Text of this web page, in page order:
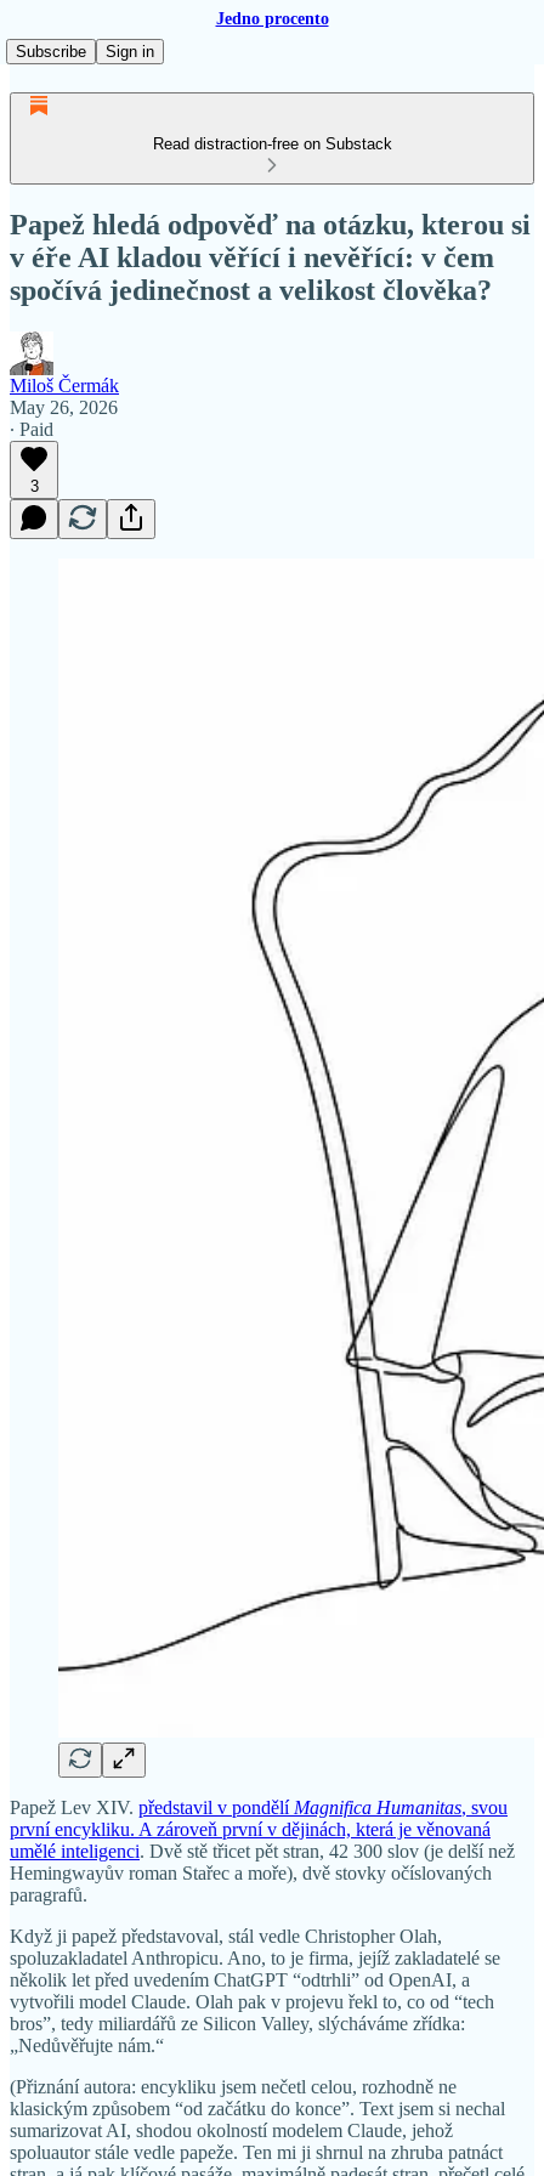
Jedno procento
Subscribe
Sign in
Read distraction-free on Substack
Papež hledá odpověď na otázku, kterou si
v éře AI kladou věřící i nevěřící: v čem
spočívá jedinečnost a velikost člověka?
Miloš Čermák
May 26, 2026
∙ Paid
3
Papež Lev XIV. představil v pondělí Magnifica Humanitas, svou
první encykliku. A zároveň první v dějinách, která je věnovaná
umělé inteligenci. Dvě stě třicet pět stran, 42 300 slov (je delší než
Hemingwayův roman Stařec a moře), dvě stovky očíslovaných
paragrafů.
Když ji papež představoval, stál vedle Christopher Olah,
spoluzakladatel Anthropicu. Ano, to je firma, jejíž zakladatelé se
několik let před uvedením ChatGPT “odtrhli” od OpenAI, a
vytvořili model Claude. Olah pak v projevu řekl to, co od “tech
bros”, tedy miliardářů ze Silicon Valley, slýcháváme zřídka:
„Nedůvěřujte nám.“
(Přiznání autora: encykliku jsem nečetl celou, rozhodně ne
klasickým způsobem “od začátku do konce”. Text jsem si nechal
sumarizovat AI, shodou okolností modelem Claude, jehož
spoluautor stále vedle papeže. Ten mi ji shrnul na zhruba patnáct